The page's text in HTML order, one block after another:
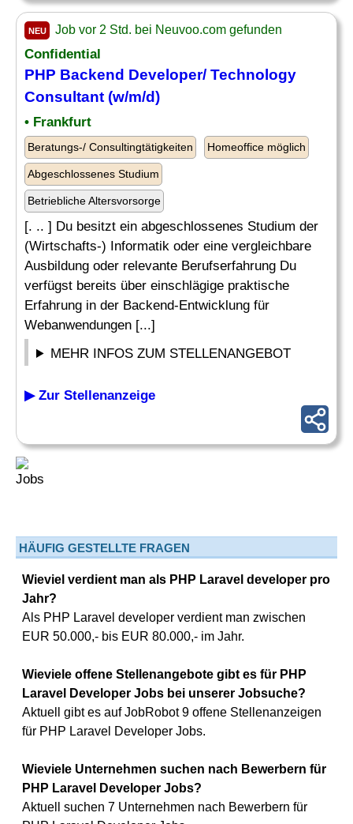
NEU Job vor 2 Std. bei Neuvoo.com gefunden
Confidential
PHP Backend Developer/ Technology
Consultant (w/m/d)
• Frankfurt
Beratungs-/ Consultingtätigkeiten Homeoffice möglich
Abgeschlossenes Studium
Betriebliche Altersvorsorge
[. .. ] Du besitzt ein abgeschlossenes Studium der
(Wirtschafts-) Informatik oder eine vergleichbare
Ausbildung oder relevante Berufserfahrung Du
verfügst bereits über einschlägige praktische
Erfahrung in der Backend-Entwicklung für
Webanwendungen [...]
MEHR INFOS ZUM STELLENANGEBOT
▶ Zur Stellenanzeige
HÄUFIG GESTELLTE FRAGEN
Wieviel verdient man als PHP Laravel developer pro
Jahr?
Als PHP Laravel developer verdient man zwischen
EUR 50.000,- bis EUR 80.000,- im Jahr.
Wieviele offene Stellenangebote gibt es für PHP
Laravel Developer Jobs bei unserer Jobsuche?
Aktuell gibt es auf JobRobot 9 offene Stellenanzeigen
für PHP Laravel Developer Jobs.
Wieviele Unternehmen suchen nach Bewerbern für
PHP Laravel Developer Jobs?
Aktuell suchen 7 Unternehmen nach Bewerbern für